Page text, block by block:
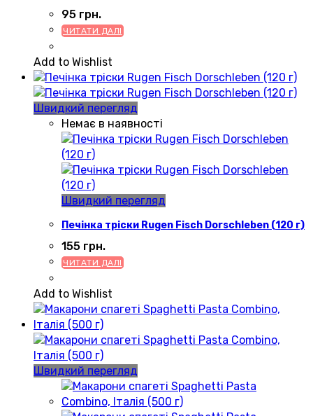
95 грн.
ЧИТАТИ ДАЛІ
Add to Wishlist
Швидкий перегляд
Немає в наявності
Швидкий перегляд
Печінка тріски Rugen Fisch Dorschleben (120 г)
155 грн.
ЧИТАТИ ДАЛІ
Add to Wishlist
Швидкий перегляд